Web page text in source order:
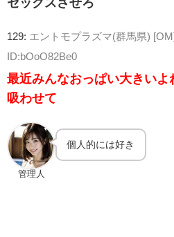
セックスさせろ
129: エントモプラズマ(群馬県) [OM]
ID:bOoO82Be0
最近みんなおっぱい大きいよ
吸わせて
管理人
個人的には好き